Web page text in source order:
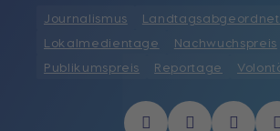
Journalismus
Lokalmedientage
Nachwuchspreis
Publikumspreis
Reportage